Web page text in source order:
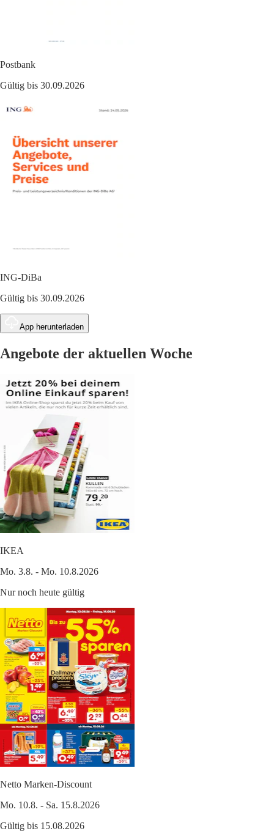
Postbank
Gültig bis 30.09.2026
ING-DiBa
Gültig bis 30.09.2026
App herunterladen
Angebote der aktuellen Woche
IKEA
Mo. 3.8. - Mo. 10.8.2026
Nur noch heute gültig
Netto Marken-Discount
Mo. 10.8. - Sa. 15.8.2026
Gültig bis 15.08.2026